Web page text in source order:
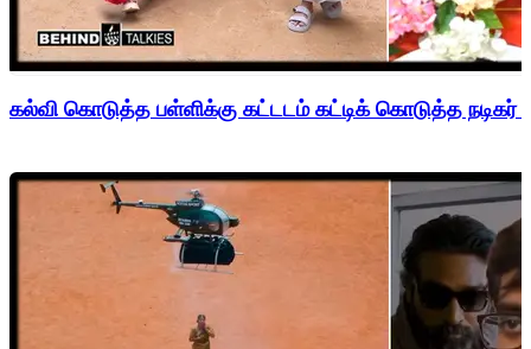
கல்வி கொடுத்த பள்ளிக்கு கட்டடம் கட்டிக் கொடுத்த நடிகர்